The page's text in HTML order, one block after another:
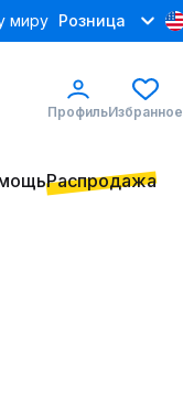
миру Розница
ПрофильИзбранное
Распродажа